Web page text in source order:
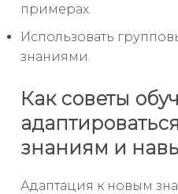
примерах.
Использовать
знаниями.
Как советы
знаниям и
Адаптация к новым